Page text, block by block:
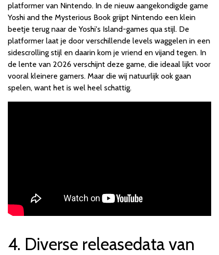
platformer van Nintendo. In de nieuw aangekondigde game
Yoshi and the Mysterious Book grijpt Nintendo een klein
beetje terug naar de Yoshi's Island-games qua stijl. De
platformer laat je door verschillende levels waggelen in een
sidescrolling stijl en daarin kom je vriend en vijand tegen. In
de lente van 2026 verschijnt deze game, die ideaal lijkt voor
vooral kleinere gamers. Maar die wij natuurlijk ook gaan
spelen, want het is wel heel schattig.
4. Diverse releasedata van